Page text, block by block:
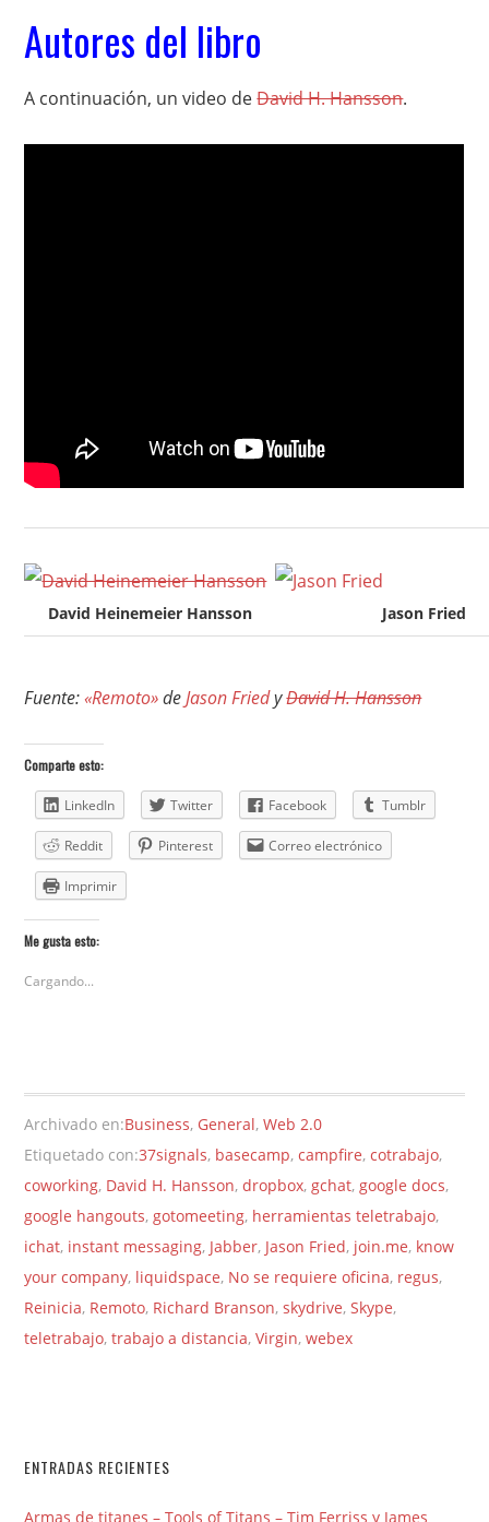
Autores del libro
A continuación, un video deDavid H. Hansson.
David Heinemeier Hansson Jason Fried
Fuente:«Remoto»deJason FriedyDavid H. Hansson
Comparte esto:
LinkedIn Twitter Facebook Tumblr
Reddit Pinterest Correo electrónico
Imprimir
Me gusta esto:
Cargando...
Archivado en:Business, General,Web 2.0
Etiquetado con:37signals, basecamp,campfire,cotrabajo,
coworking, David H. Hansson,dropbox,gchat,google docs,
google hangouts,gotomeeting, herramientas teletrabajo,
ichat, instant messaging, Jabber, Jason Fried, join.me, know
your company, liquidspace, No se requiere oficina, regus,
Reinicia, Remoto, Richard Branson,skydrive,Skype,
teletrabajo,trabajo a distancia,Virgin,webex
ENTRADAS RECIENTES
Armas de titanes – Tools of Titans – Tim Ferriss y James